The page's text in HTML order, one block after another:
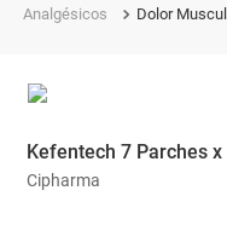
Analgésicos Dolor
Kefentech 7 Parches x
Cipharma